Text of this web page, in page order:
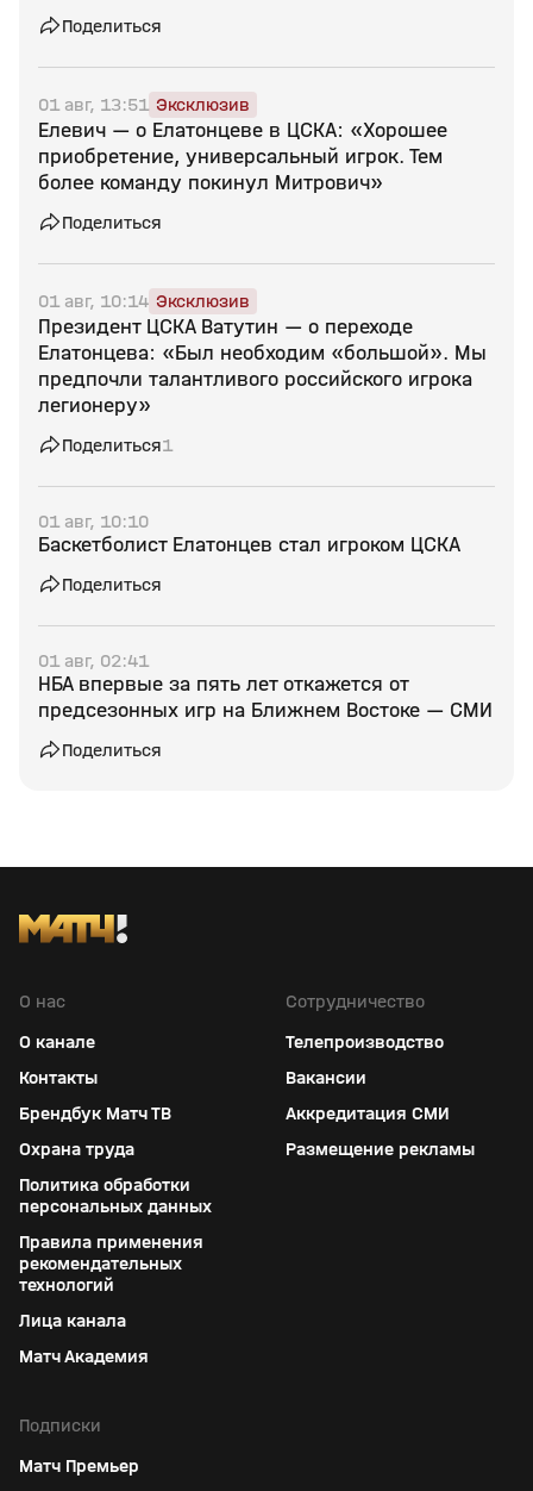
Поделиться
01 авг, 13:51 Эксклюзив
Елевич — о Елатонцеве в ЦСКА: «Хорошее
приобретение, универсальный игрок. Тем
более команду покинул Митрович»
Поделиться
01 авг, 10:14 Эксклюзив
Президент ЦСКА Ватутин — о переходе
Елатонцева: «Был необходим «большой». Мы
предпочли талантливого российского игрока
легионеру»
Поделиться1
01 авг, 10:10
Баскетболист Елатонцев стал игроком ЦСКА
Поделиться
01 авг, 02:41
НБА впервые за пять лет откажется от
предсезонных игр на Ближнем Востоке — СМИ
Поделиться
О нас
О канале
Контакты
Брендбук Матч ТВ
Охрана труда
Политика обработки
персональных данных
Правила применения
рекомендательных
технологий
Лица канала
Матч Академия
Сотрудничество
Телепроизводство
Вакансии
Аккредитация СМИ
Размещение рекламы
Подписки
Матч Премьер